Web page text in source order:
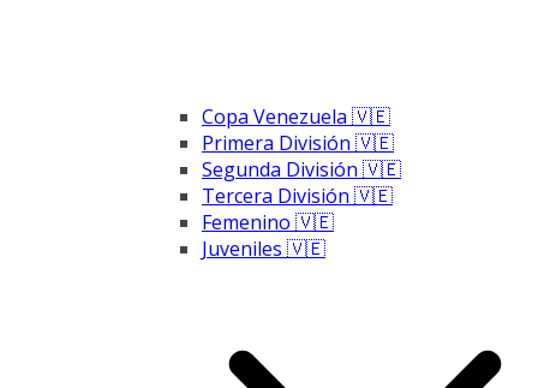
Copa Venezuela 🇻🇪
Primera División 🇻🇪
Segunda División 🇻🇪
Tercera División 🇻🇪
Femenino 🇻🇪
Juveniles 🇻🇪